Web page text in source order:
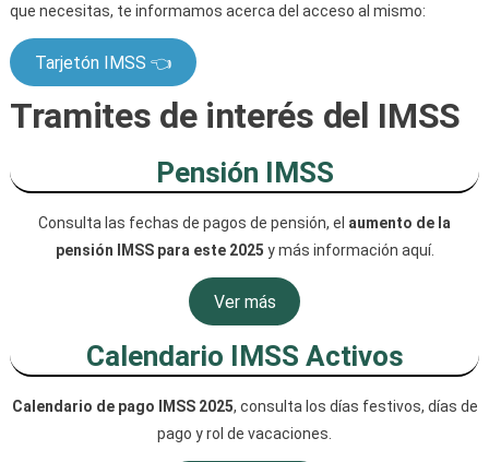
que necesitas, te informamos acerca del acceso al mismo:
Tarjetón IMSS 👈
Tramites de interés del IMSS
Pensión IMSS
Consulta las fechas de pagos de pensión, el aumento de la
pensión IMSS para este 2025 y más información aquí.
Ver más
Calendario IMSS Activos
Calendario de pago IMSS 2025, consulta los días festivos, días de
pago y rol de vacaciones.